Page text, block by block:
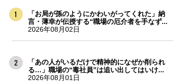
「お局が孫のようにかわいがってくれた」納
言・薄幸が伝授する“職場の厄介者を手なず...
2026年08月02日
「あの人がいるだけで精神的になぜか削られ
る…」職場の“毒社員”は追い出してはいけ...
2026年08月01日